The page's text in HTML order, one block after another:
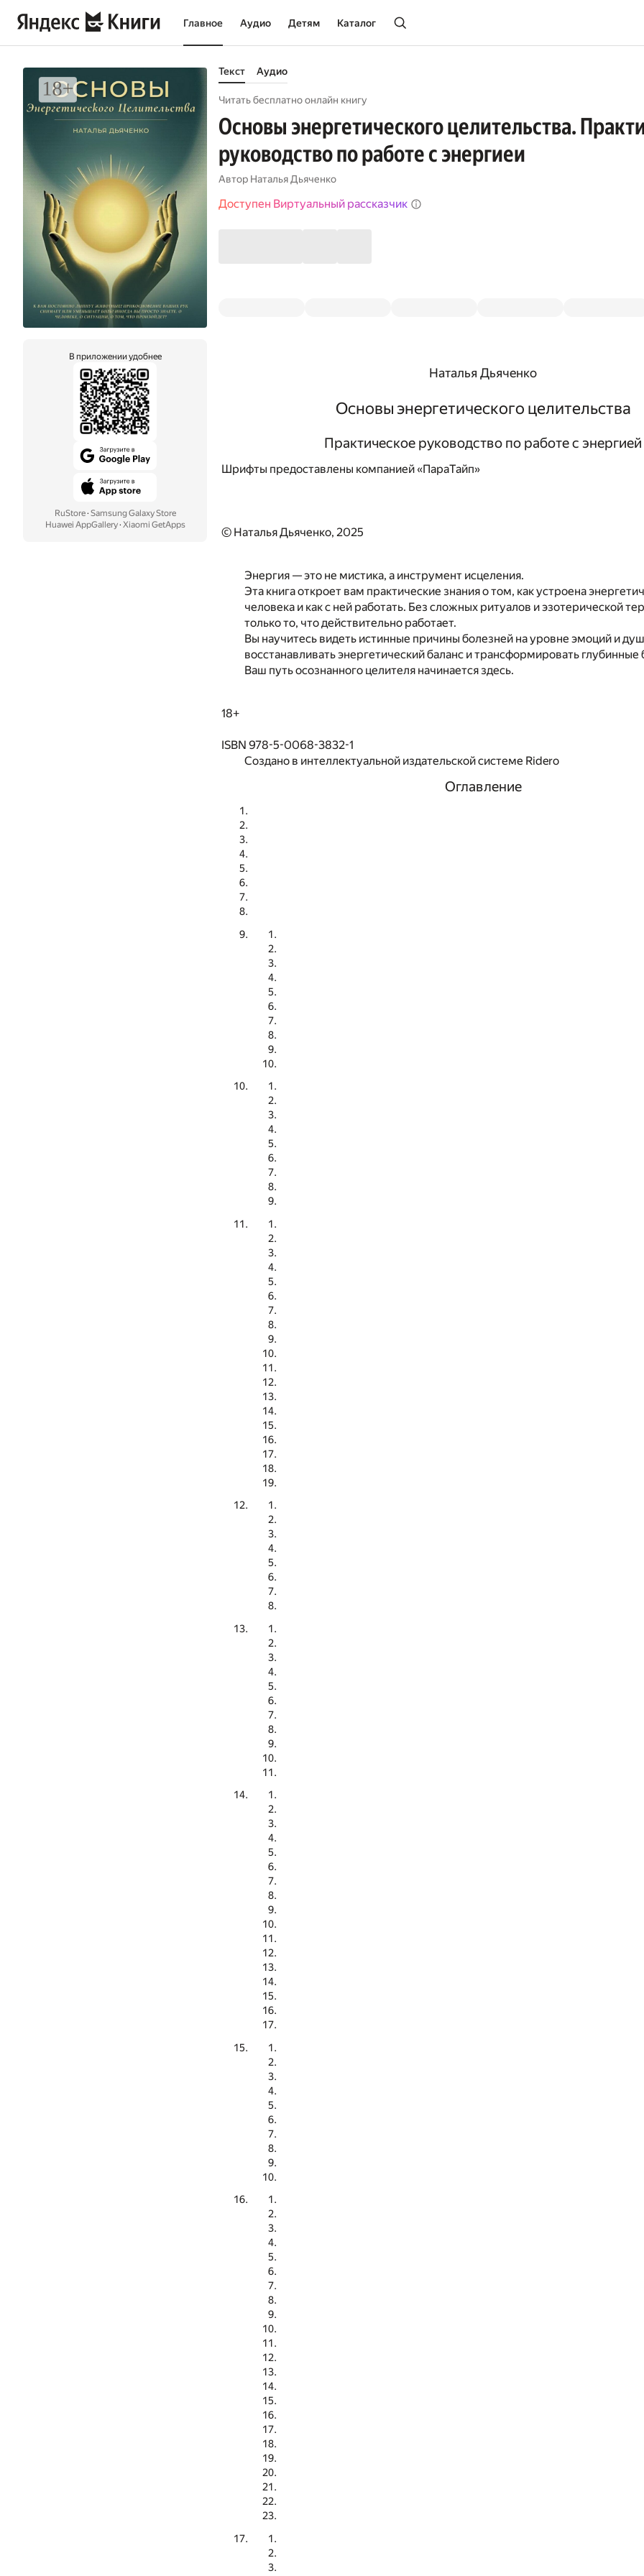
Главное Аудио Детям Каталог
В приложении удобнее
RuStore· Samsung Galaxy Store
Huawei AppGallery· Xiaomi GetApps
Текст Аудио
Читать бесплатно онлайн книгу
Основы энергетического целительства.
руководство по работе с энергиеи
Автор Наталья Дьяченко
Доступен Виртуальный рассказчик
Наталья Дьяченко
Основы энергетического целительства
Практическое руководство по работе с энергией
Шрифты предоставлены компанией «ПараТайп»
© Наталья Дьяченко, 2025
Энергия — это не мистика, а инструмент исцеления.
Эта книга откроет вам практические знания о том, как устроена
человека и как с ней работать. Без сложных ритуалов и эзотерической
только то, что действительно работает.
Вы научитесь видеть истинные причины болезней на уровне эмоций и
восстанавливать энергетический баланс и трансформировать глубинные
Ваш путь осознанного целителя начинается здесь.
18+
ISBN 978-5-0068-3832-1
Создано в интеллектуальной издательской системе Ridero
Оглавление